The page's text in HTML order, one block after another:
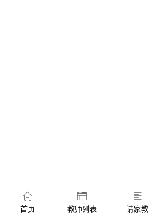
首页 教师列表 请家教